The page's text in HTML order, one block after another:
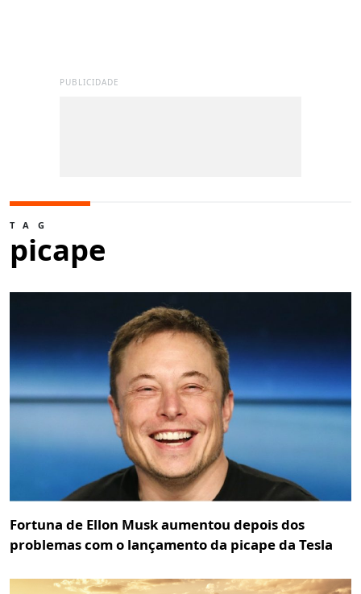
PUBLICIDADE
TAG
picape
Fortuna de Ellon Musk aumentou depois dos
problemas com o lançamento da picape da Tesla